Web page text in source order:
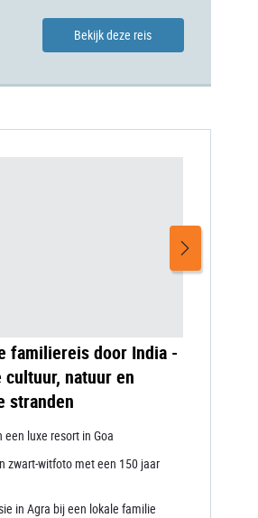
Bekijk deze reis
familiereis door India -
natuur en
stranden
een luxe resort in Goa
zwart-witfoto met een 150 jaar
in Agra bij een lokale familie